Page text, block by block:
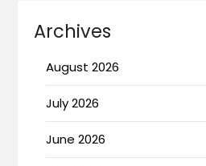
Archives
August 2026
July 2026
June 2026